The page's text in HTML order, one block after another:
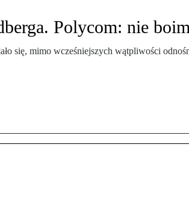
Polycom: nie
się, mimo wcześniejszych wątpliwości